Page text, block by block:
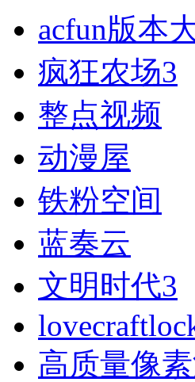
acfun版本
疯狂农场3
整点视频
动漫屋
铁粉空间
蓝奏云
文明时代3
高质量像